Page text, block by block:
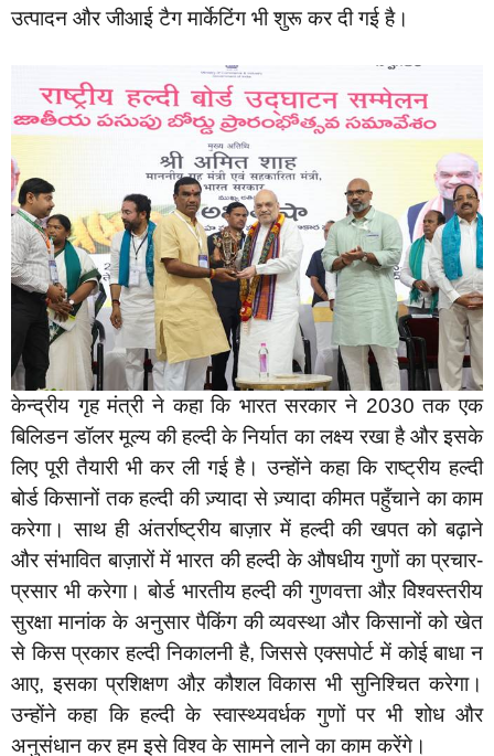
उत्पादन और जीआई टैग मार्केटिंग भी शुरू कर दी गई है।
केन्द्रीय गृह मंत्री ने कहा कि भारत सरकार ने 2030 तक एक
बिलिडन डॉलर मूल्य की हल्दी के निर्यात का लक्ष्य रखा है और इसके
लिए पूरी तैयारी भी कर ली गई है। उन्होंने कहा कि राष्ट्रीय हल्दी
बोर्ड किसानों तक हल्दी की ज़्यादा से ज़्यादा कीमत पहुँचाने का काम
करेगा। साथ ही अंतर्राष्ट्रीय बाज़ार में हल्दी की खपत को बढ़ाने
और संभावित बाज़ारों में भारत की हल्दी के औषधीय गुणों का प्रचार-
प्रसार भी करेगा। बोर्ड भारतीय हल्दी की गुणवत्ता औऱ विेश्वस्तरीय
सुरक्षा मानांक के अनुसार पैकिंग की व्यवस्था और किसानों को खेत
से किस प्रकार हल्दी निकालनी है, जिससे एक्सपोर्ट में कोई बाधा न
आए, इसका प्रशिक्षण औऱ कौशल विकास भी सुनिश्चित करेगा।
उन्होंने कहा कि हल्दी के स्वास्थ्यवर्धक गुणों पर भी शोध और
अनुसंधान कर हम इसे विश्व के सामने लाने का काम करेंगे।